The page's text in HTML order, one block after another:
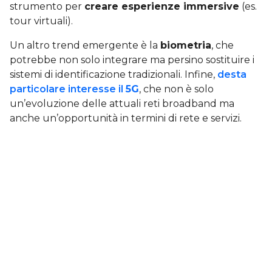
strumento per creare esperienze immersive (es.
tour virtuali).
Un altro trend emergente è la biometria, che
potrebbe non solo integrare ma persino sostituire i
sistemi di identificazione tradizionali. Infine, desta
particolare interesse il5G, che non è solo
un’evoluzione delle attuali reti broadband ma
anche un’opportunità in termini di rete e servizi.